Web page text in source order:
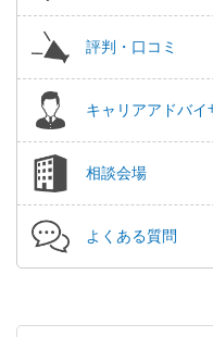
評判・口コミ
キャリアアドバイ
相談会場
よくある質問